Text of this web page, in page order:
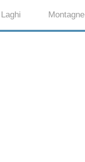
Laghi Montagne